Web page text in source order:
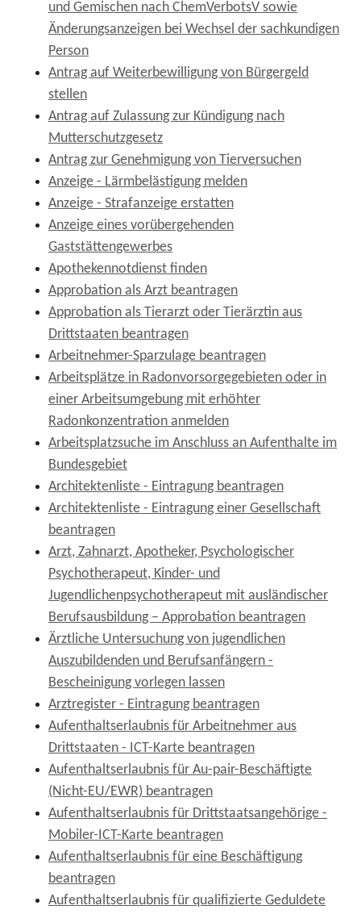
und Gemischen nach ChemVerbotsV sowie
Änderungsanzeigen bei Wechsel der sachkundigen
Person
Antrag auf Weiterbewilligung von Bürgergeld
stellen
Antrag auf Zulassung zur Kündigung nach
Mutterschutzgesetz
Antrag zur Genehmigung von Tierversuchen
Anzeige - Lärmbelästigung melden
Anzeige - Strafanzeige erstatten
Anzeige eines vorübergehenden
Gaststättengewerbes
Apothekennotdienst finden
Approbation als Arzt beantragen
Approbation als Tierarzt oder Tierärztin aus
Drittstaaten beantragen
Arbeitnehmer-Sparzulage beantragen
Arbeitsplätze in Radonvorsorgegebieten oder in
einer Arbeitsumgebung mit erhöhter
Radonkonzentration anmelden
Arbeitsplatzsuche im Anschluss an Aufenthalte im
Bundesgebiet
Architektenliste - Eintragung beantragen
Architektenliste - Eintragung einer Gesellschaft
beantragen
Arzt, Zahnarzt, Apotheker, Psychologischer
Psychotherapeut, Kinder- und
Jugendlichenpsychotherapeut mit ausländischer
Berufsausbildung – Approbation beantragen
Ärztliche Untersuchung von jugendlichen
Auszubildenden und Berufsanfängern -
Bescheinigung vorlegen lassen
Arztregister - Eintragung beantragen
Aufenthaltserlaubnis für Arbeitnehmer aus
Drittstaaten - ICT-Karte beantragen
Aufenthaltserlaubnis für Au-pair-Beschäftigte
(Nicht-EU/EWR) beantragen
Aufenthaltserlaubnis für Drittstaatsangehörige -
Mobiler-ICT-Karte beantragen
Aufenthaltserlaubnis für eine Beschäftigung
beantragen
Aufenthaltserlaubnis für qualifizierte Geduldete